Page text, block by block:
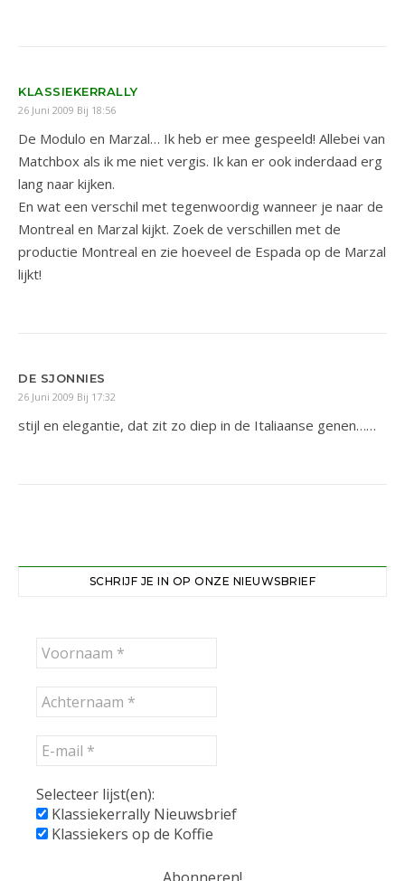
KLASSIEKERRALLY
26 Juni 2009 Bij 18:56
De Modulo en Marzal… Ik heb er mee gespeeld! Allebei van
Matchbox als ik me niet vergis. Ik kan er ook inderdaad erg
lang naar kijken.
En wat een verschil met tegenwoordig wanneer je naar de
Montreal en Marzal kijkt. Zoek de verschillen met de
productie Montreal en zie hoeveel de Espada op de Marzal
lijkt!
DE SJONNIES
26 Juni 2009 Bij 17:32
stijl en elegantie, dat zit zo diep in de Italiaanse genen……
SCHRIJF JE IN OP ONZE NIEUWSBRIEF
Selecteer lijst(en):
Klassiekerrally Nieuwsbrief
Klassiekers op de Koffie